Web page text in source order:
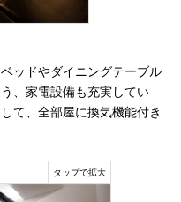
ッドやダイニングテーブル
、家電設備も充実してい
て、全部屋に換気機能付き